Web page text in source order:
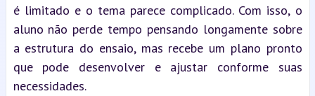
é limitado e o tema parece complicado. Com isso, o
aluno não perde tempo pensando longamente sobre
a estrutura do ensaio, mas recebe um plano pronto
que pode desenvolver e ajustar conforme suas
necessidades.